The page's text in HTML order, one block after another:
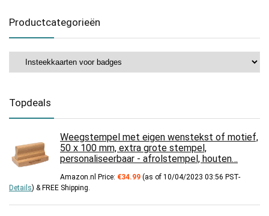
Productcategorieën
Topdeals
Weegstempel met eigen wenstekst of motief,
50 x 100 mm, extra grote stempel,
personaliseerbaar - afrolstempel, houten…
Amazon.nl Price: €34.99 (as of 10/04/2023 03:56 PST-
Details) & FREE Shipping.